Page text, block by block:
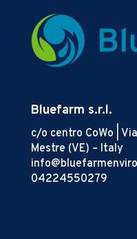
Bluefarm s.r.l.
c/o centro CoWo |
Mestre (VE) – Italy
04224550279